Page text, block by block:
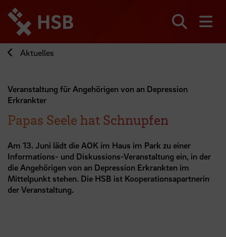
zum
Seiteninhalt
springen
Aktuelles
Veranstaltung für Angehörigen von an Depression
Erkrankter
Papas Seele hat Schnupfen
Am 13. Juni lädt die AOK im Haus im Park zu einer
Informations- und Diskussions-Veranstaltung ein, in der
die Angehörigen von an Depression Erkrankten im
Mittelpunkt stehen. Die HSB ist Kooperationsapartnerin
der Veranstaltung.